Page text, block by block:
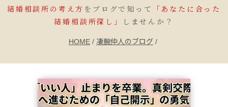
結婚相談所の考え方 をブログで知って
「あなたに合った
結婚相談所探し」
しませんか？
HOME / 凄腕仲人のブログ /